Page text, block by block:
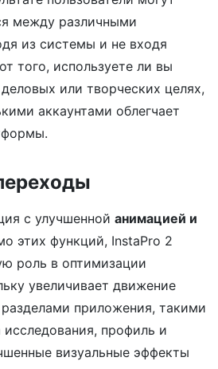
между различными
из системы и не входя
того, используете ли вы
или творческих целях,
аккаунтами облегчает
с улучшенной анимацией и
этих функций, InstaPro 2
роль в оптимизации
увеличивает движение
приложения, такими
исследования, профиль и
визуальные эффекты